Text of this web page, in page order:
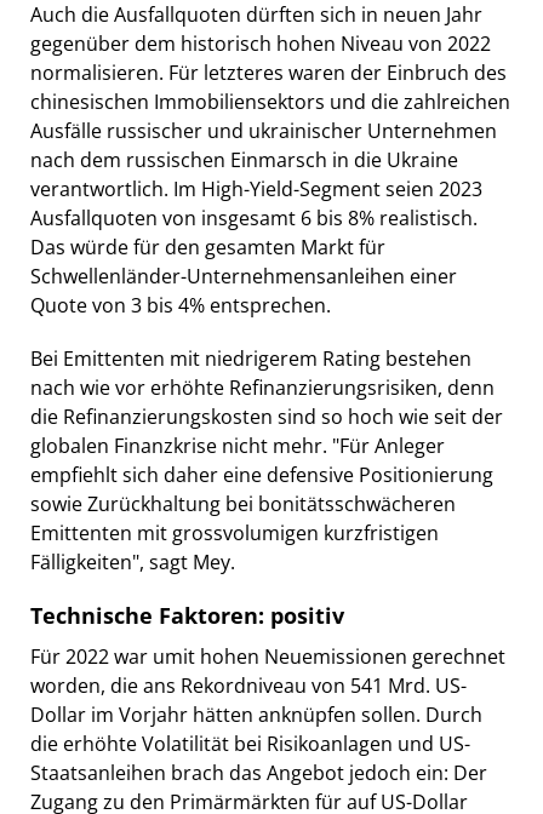
Auch die Ausfallquoten dürften sich in neuen Jahr
gegenüber dem historisch hohen Niveau von 2022
normalisieren. Für letzteres waren der Einbruch des
chinesischen Immobiliensektors und die zahlreichen
Ausfälle russischer und ukrainischer Unternehmen
nach dem russischen Einmarsch in die Ukraine
verantwortlich. Im High-Yield-Segment seien 2023
Ausfallquoten von insgesamt 6 bis 8% realistisch.
Das würde für den gesamten Markt für
Schwellenländer-Unternehmensanleihen einer
Quote von 3 bis 4% entsprechen.
Bei Emittenten mit niedrigerem Rating bestehen
nach wie vor erhöhte Refinanzierungsrisiken, denn
die Refinanzierungskosten sind so hoch wie seit der
globalen Finanzkrise nicht mehr. "Für Anleger
empfiehlt sich daher eine defensive Positionierung
sowie Zurückhaltung bei bonitätsschwächeren
Emittenten mit grossvolumigen kurzfristigen
Fälligkeiten", sagt Mey.
Technische Faktoren: positiv
Für 2022 war umit hohen Neuemissionen gerechnet
worden, die ans Rekordniveau von 541 Mrd. US-
Dollar im Vorjahr hätten anknüpfen sollen. Durch
die erhöhte Volatilität bei Risikoanlagen und US-
Staatsanleihen brach das Angebot jedoch ein: Der
Zugang zu den Primärmärkten für auf US-Dollar